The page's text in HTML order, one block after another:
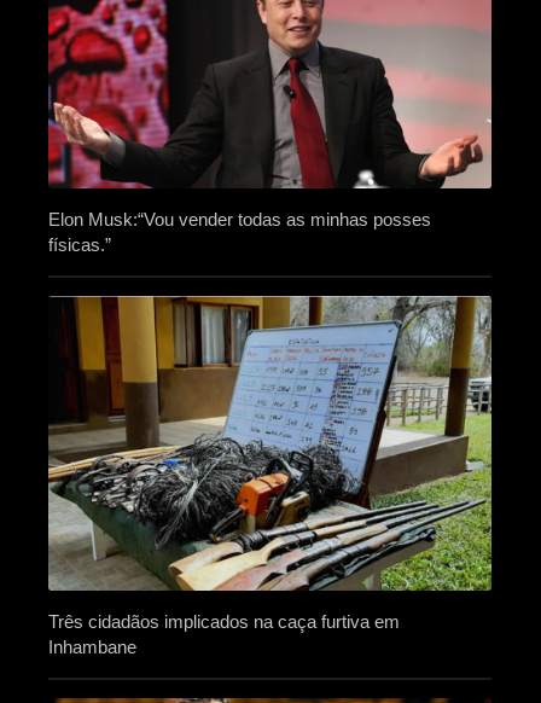
Elon Musk:“Vou vender todas as minhas posses
físicas.”
Três cidadãos implicados na caça furtiva em
Inhambane